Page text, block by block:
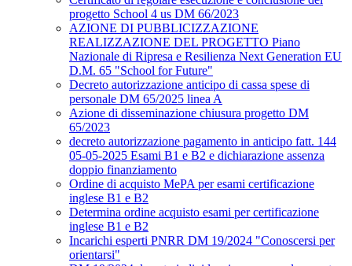
progetto School 4 us DM 66/2023
AZIONE DI PUBBLICIZZAZIONE
REALIZZAZIONE DEL PROGETTO Piano
Nazionale di Ripresa e Resilienza Next Generation EU
D.M. 65 "School for Future"
Decreto autorizzazione anticipo di cassa spese di
personale DM 65/2025 linea A
Azione di disseminazione chiusura progetto DM
65/2023
decreto autorizzazione pagamento in anticipo fatt. 144
05-05-2025 Esami B1 e B2 e dichiarazione assenza
doppio finanziamento
Ordine di acquisto MePA per esami certificazione
inglese B1 e B2
Determina ordine acquisto esami per certificazione
inglese B1 e B2
Incarichi esperti PNRR DM 19/2024 "Conoscersi per
orientarsi"